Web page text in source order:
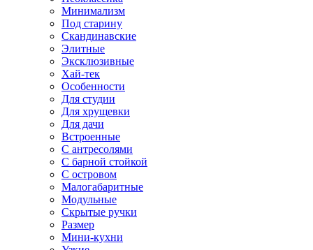
Минимализм
Под старину
Скандинавские
Элитные
Эксклюзивные
Хай-тек
Особенности
Для студии
Для хрущевки
Для дачи
Встроенные
С антресолями
С барной стойкой
С островом
Малогабаритные
Модульные
Скрытые ручки
Размер
Мини-кухни